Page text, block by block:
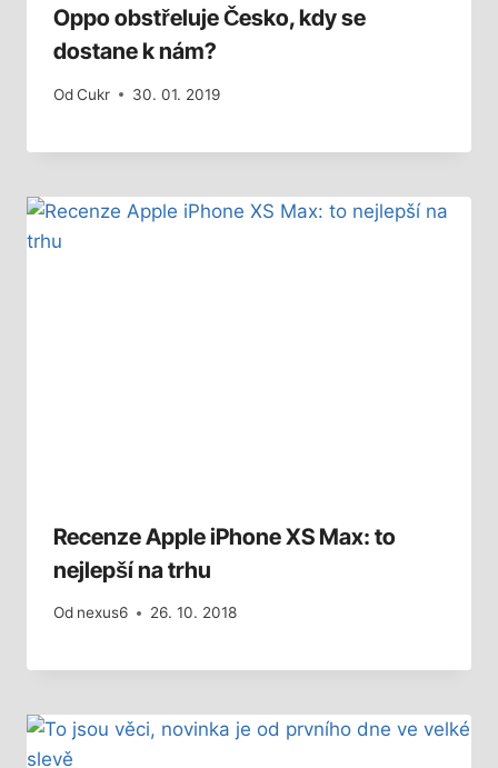
Oppo obstřeluje Česko, kdy se
dostane k nám?
OdCukr 30. 01. 2019
Recenze Apple iPhone XS Max: to
nejlepší na trhu
Od nexus6 26. 10. 2018